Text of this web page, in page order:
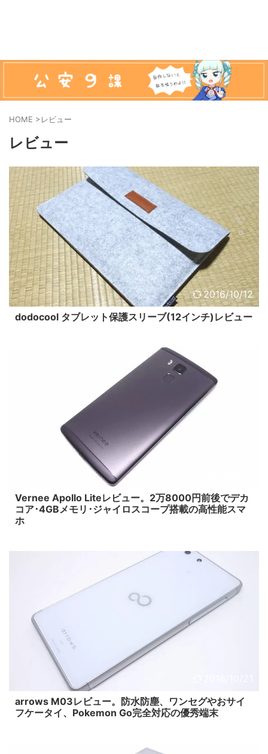
HOME >レビュー
レビュー
2016/10/12
dodocool タブレット保護スリーブ(12インチ)レビュー
Vernee Apollo Liteレビュー。2万8000円前後でデカ
コア･4GBメモリ･ジャイロスコープ搭載の高性能スマ
ホ
arrows M03レビュー。防水防塵、ワンセグやおサイ
フケータイ、Pokemon Go完全対応の優秀端末